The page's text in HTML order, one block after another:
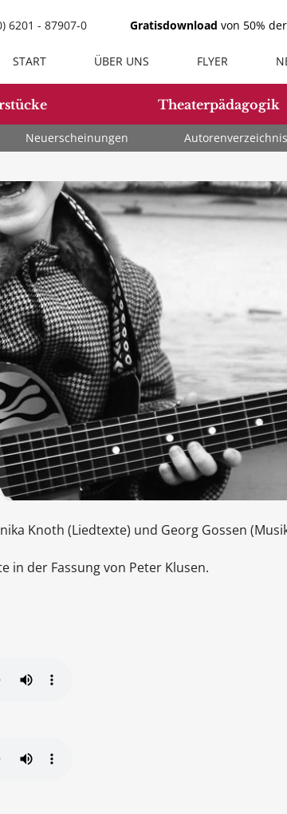
Neuerscheinungen Autorenverzeichnis
Theaterpädagogik
START ÜBER UNS FLYER
6201 - 87907-0 Gratisdownload von 50%
Knoth (Liedtexte) und Georg Gossen
in der Fassung von Peter Klusen.